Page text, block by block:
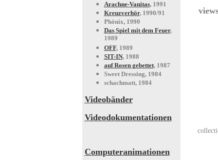
Arachne-Vanitas, 1991
Kreuzverhör, 1990/91
Phönix, 1990
Das Spiel mit dem Feuer,
1989
OFF, 1989
SIT-IN, 1988
auf Rosen gebettet, 1987
Sweet Dressing, 1984
schachmatt, 1984
Videobänder
Videodokumentationen
Computeranimationen